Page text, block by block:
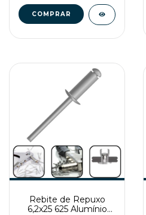
Rebite de Repuxo
6,2x25 625 Alumínio